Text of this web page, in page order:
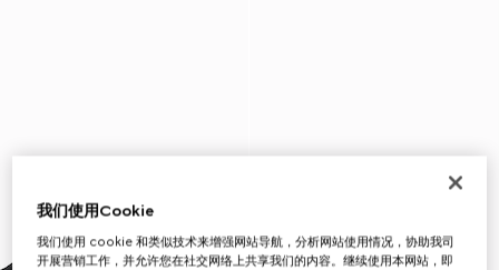
我们使用Cookie
我们使用 cookie 和类似技术来增强网站导航，分析网站使用情况，协助我司
开展营销工作，并允许您在社交网络上共享我们的内容。继续使用本网站，即